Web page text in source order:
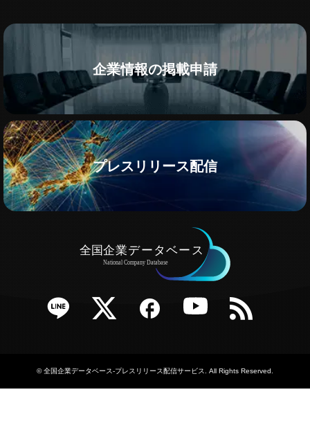
企業情報の掲載申請
プレスリリース配信
Twitter Facebook YouTube RSS
©全国企業データベース-プレスリリース配信サービス . All Rights Reserved.